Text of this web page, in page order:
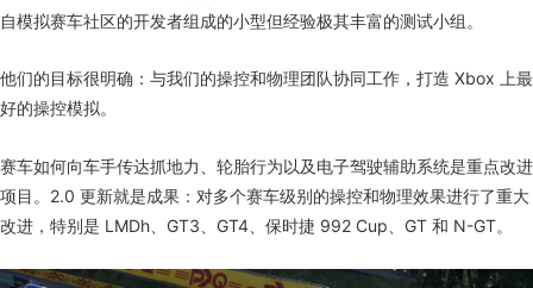
自模拟赛车社区的开发者组成的小型但经验极其丰富的测试小组。
他们的目标很明确：与我们的操控和物理团队协同工作，打造 Xbox 上最
好的操控模拟。
赛车如何向车手传达抓地力、轮胎行为以及电子驾驶辅助系统是重点改进
项目。2.0 更新就是成果：对多个赛车级别的操控和物理效果进行了重大
改进，特别是 LMDh、GT3、GT4、保时捷 992 Cup、GT 和 N-GT。